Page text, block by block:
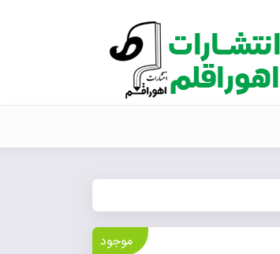
موجود